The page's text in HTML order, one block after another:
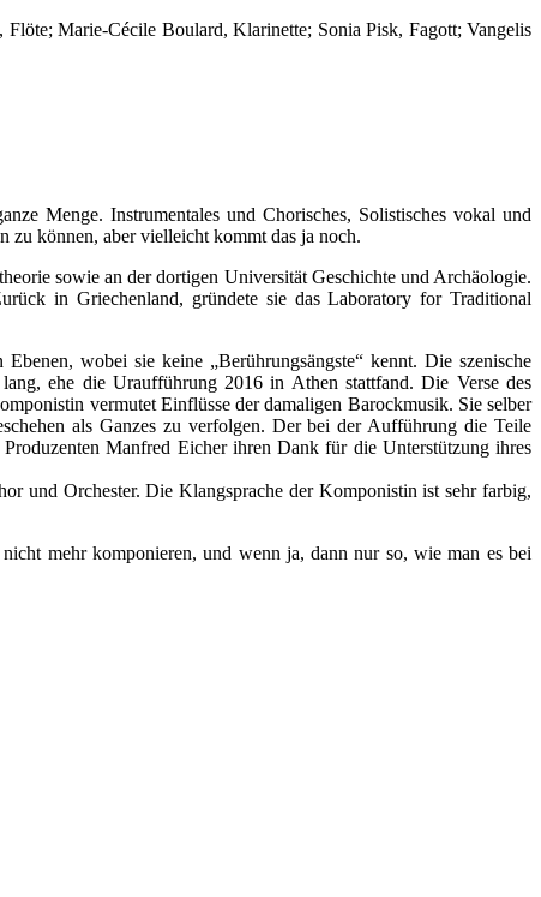
Marie-Cécile Boulard, Klarinette; Sonia Pisk, Fagott; Vangelis
Menge. Instrumentales und Chorisches, Solistisches vokal und
zu können, aber vielleicht kommt das ja noch.
sowie an der dortigen Universität Geschichte und Archäologie.
in Griechenland, gründete sie das Laboratory for Traditional
wobei sie keine „Berührungsängste“ kennt. Die szenische
ehe die Uraufführung 2016 in Athen stattfand. Die Verse des
vermutet Einflüsse der damaligen Barockmusik. Sie selber
als Ganzes zu verfolgen. Der bei der Aufführung die Teile
Manfred Eicher ihren Dank für die Unterstützung ihres
und Orchester. Die Klangsprache der Komponistin ist sehr farbig,
mehr komponieren, und wenn ja, dann nur so, wie man es bei